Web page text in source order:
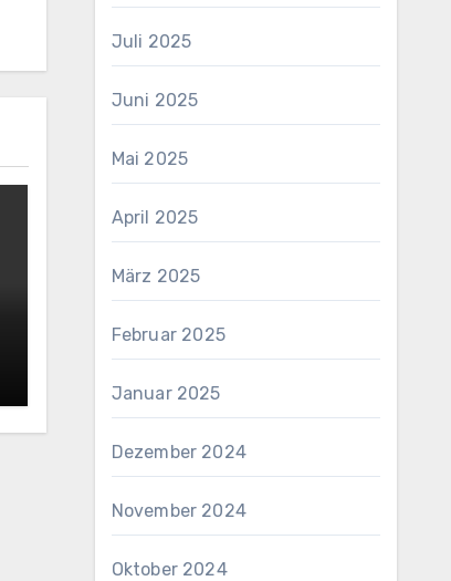
Juli 2025
Juni 2025
Mai 2025
April 2025
März 2025
Februar 2025
Januar 2025
Dezember 2024
November 2024
Oktober 2024